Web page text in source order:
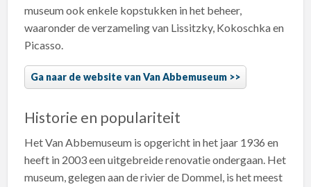
museum ook enkele kopstukken in het beheer,
waaronder de verzameling van Lissitzky, Kokoschka en
Picasso.
Ga naar de website van Van Abbemuseum
Historie en populariteit
Het Van Abbemuseum is opgericht in het jaar 1936 en
heeft in 2003 een uitgebreide renovatie ondergaan. Het
museum, gelegen aan de rivier de Dommel, is het meest